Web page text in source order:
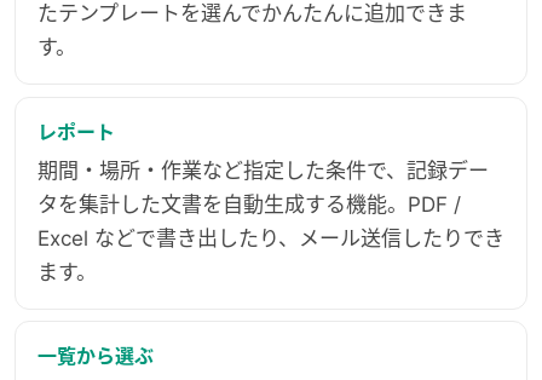
たテンプレートを選んでかんたんに追加できま
す。
レポート
期間・場所・作業など指定した条件で、記録デー
タを集計した文書を自動生成する機能。PDF /
Excel などで書き出したり、メール送信したりでき
ます。
一覧から選ぶ